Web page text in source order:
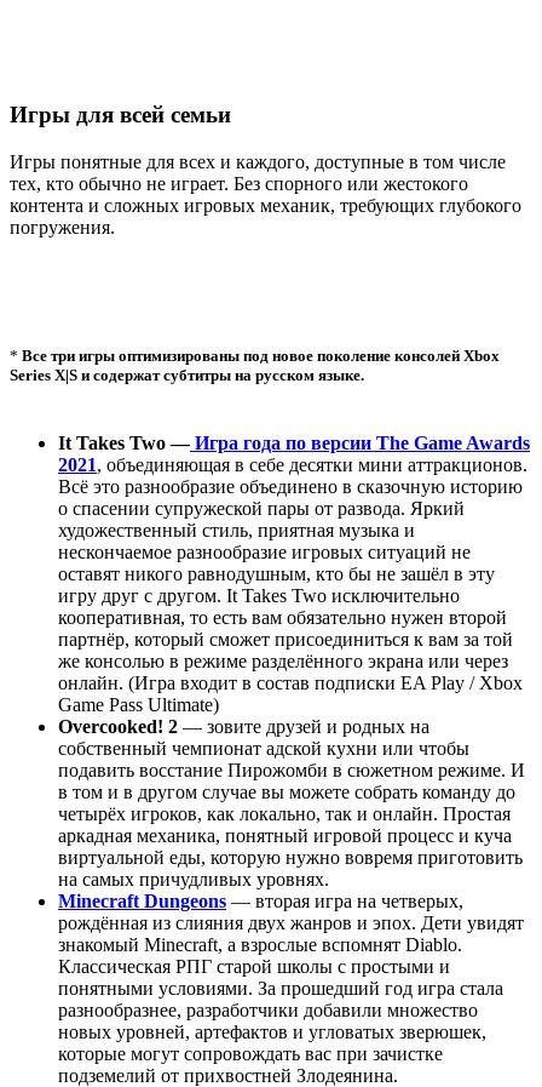
Игры для всей семьи
Игры понятные для всех и каждого, доступные в том числе
тех, кто обычно не играет. Без спорного или жестокого
контента и сложных игровых механик, требующих глубокого
погружения.
* Все три игры оптимизированы под новое поколение консолей Xbox
Series X|S и содержат субтитры на русском языке.
It Takes Two —Игра года по версии The Game Awards
2021, объединяющая в себе десятки мини аттракционов.
Всё это разнообразие объединено в сказочную историю
о спасении супружеской пары от развода. Яркий
художественный стиль, приятная музыка и
нескончаемое разнообразие игровых ситуаций не
оставят никого равнодушным, кто бы не зашёл в эту
игру друг с другом. It Takes Two исключительно
кооперативная, то есть вам обязательно нужен второй
партнёр, который сможет присоединиться к вам за той
же консолью в режиме разделённого экрана или через
онлайн. (Игра входит в состав подписки EA Play / Xbox
Game Pass Ultimate)
Overcooked! 2 — зовите друзей и родных на
собственный чемпионат адской кухни или чтобы
подавить восстание Пирожомби в сюжетном режиме. И
в том и в другом случае вы можете собрать команду до
четырёх игроков, как локально, так и онлайн. Простая
аркадная механика, понятный игровой процесс и куча
виртуальной еды, которую нужно вовремя приготовить
на самых причудливых уровнях.
Minecraft Dungeons — вторая игра на четверых,
рождённая из слияния двух жанров и эпох. Дети увидят
знакомый Minecraft, а взрослые вспомнят Diablo.
Классическая РПГ старой школы с простыми и
понятными условиями. За прошедший год игра стала
разнообразнее, разработчики добавили множество
новых уровней, артефактов и угловатых зверюшек,
которые могут сопровождать вас при зачистке
подземелий от прихвостней Злодеянина.